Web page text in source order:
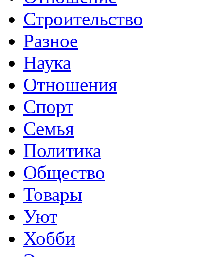
Строительство
Разное
Наука
Отношения
Спорт
Семья
Политика
Общество
Товары
Уют
Хобби